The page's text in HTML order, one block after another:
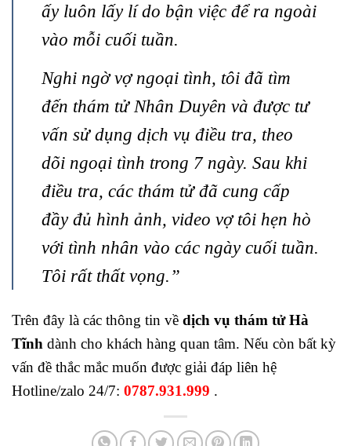
ấy luôn lấy lí do bận việc để ra ngoài
vào mỗi cuối tuần.
Nghi ngờ vợ ngoại tình, tôi đã tìm
đến thám tử Nhân Duyên và được tư
vấn sử dụng dịch vụ điều tra, theo
dõi ngoại tình trong 7 ngày. Sau khi
điều tra, các thám tử đã cung cấp
đầy đủ hình ảnh, video vợ tôi hẹn hò
với tình nhân vào các ngày cuối tuần.
Tôi rất thất vọng.”
Trên đây là các thông tin về dịch vụ thám tử Hà
Tĩnh dành cho khách hàng quan tâm. Nếu còn bất kỳ
vấn đề thắc mắc muốn được giải đáp liên hệ
Hotline/zalo 24/7: 0787.931.999 .